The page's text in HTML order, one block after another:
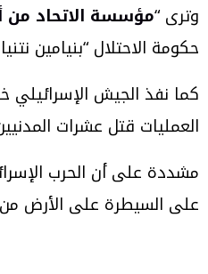
وترى “مؤسسة الاتحاد من
حكومة الاحتلال “بنيامين نتنياهو” توسيع
العمليات قتل عشرات
مشددة على أن الحرب
على السيطرة على الأرض